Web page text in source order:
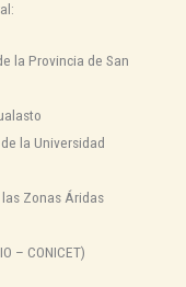
la Provincia de San
la Universidad
Zonas Áridas
– CONICET)